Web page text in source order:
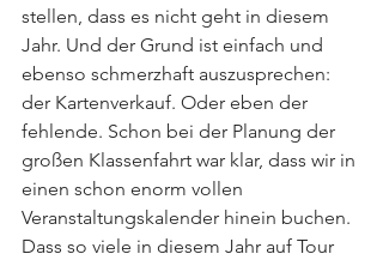
stellen, dass es nicht geht in diesem
Jahr. Und der Grund ist einfach und
ebenso schmerzhaft auszusprechen:
der Kartenverkauf. Oder eben der
fehlende. Schon bei der Planung der
großen Klassenfahrt war klar, dass wir in
einen schon enorm vollen
Veranstaltungskalender hinein buchen.
Dass so viele in diesem Jahr auf Tour